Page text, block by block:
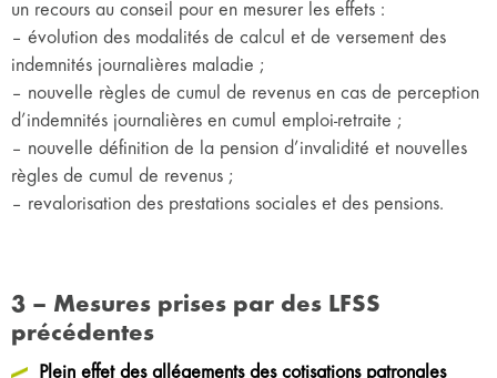
un recours au conseil pour en mesurer les effets :
– évolution des modalités de calcul et de versement des
indemnités journalières maladie ;
– nouvelle règles de cumul de revenus en cas de perception
d’indemnités journalières en cumul emploi-retraite ;
– nouvelle définition de la pension d’invalidité et nouvelles
règles de cumul de revenus ;
– revalorisation des prestations sociales et des pensions.
3 – Mesures prises par des LFSS
précédentes
Plein effet des allégements des cotisations patronales